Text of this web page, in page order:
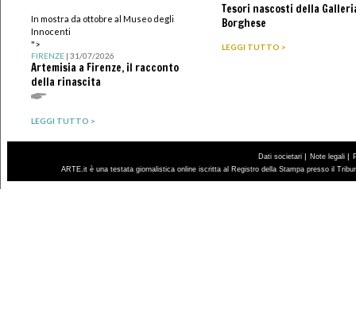
In mostra da ottobre al Museo degli
Innocenti
">
FIRENZE| 31/07/2026
Artemisia a Firenze, il racconto
della rinascita
LEGGI TUTTO >
Tesori nascosti della
Borghese
LEGGI TUTTO >
Dati societari | Note legali |
ARTE.it è una testata giornalistica online iscritta al Registro della Stampa presso il